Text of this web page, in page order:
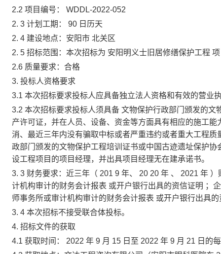
2.2 项目编号： WDDL-2022-052
2. 3 计划工期： 90 日历天
2. 4 建设地点：安阳市 北关区
2. 5 招标范围：本次招标为 安阳明义士旧居修缮保护工程
2.6 质量要求：合格
3. 投标人资格要求
3.1 本次招标要求投标人应具备独立法人资格和有效的营业
3.2 本次招标要求投标人须具备 文物保护行政部门颁发的文
产许可证，并在人员、设备、资金等方面具有相应的施工
消、最近三年内没有骗取中标或者严重违约或者重大工程
政部门颁发的文物保护工程培训证书或中国古迹遗址保护
设工程项目的项目经理，并出具项目经理无在建承诺书。
3. 3 财务要求：近三年（ 201 9 年、 20 20 年 、 2021 年 ）
计机构审计的财务会计报表 或开户银行出具的资信证明 ；
师事务所或审计机构审计的财务会计报表 或开户银行出具
3. 4 本次招标不接受联合体投标。
4. 招标文件的获取
4.1 获取时间： 2022 年 9 月 15 日至 2022 年 9 月 21 日的